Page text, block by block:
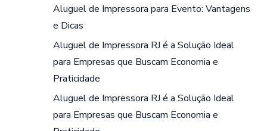
Aluguel de Impressora para Evento: Vantagens
e Dicas
Aluguel de Impressora RJ é a Solução Ideal
para Empresas que Buscam Economia e
Praticidade
Aluguel de Impressora RJ é a Solução Ideal
para Empresas que Buscam Economia e